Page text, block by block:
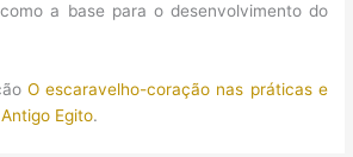
a base para o desenvolvimento do
O escaravelho-coração nas práticas e
Egito.